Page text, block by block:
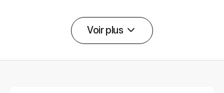
Voir plus